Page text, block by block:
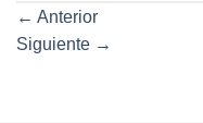
← Anterior
Siguiente →